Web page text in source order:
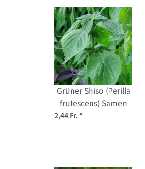
Grüner Shiso (Perilla
frutescens) Samen
2,44 Fr.*